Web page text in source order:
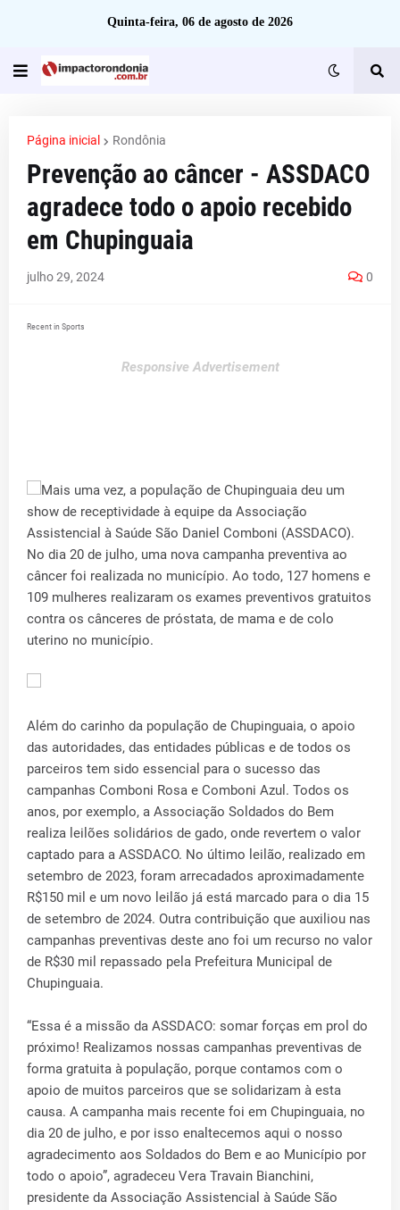
Quinta-feira, 06 de agosto de 2026
Página inicial Rondônia
Prevenção ao câncer - ​ASSDACO
agradece todo o apoio recebido
em Chupinguaia
julho 29, 2024 0
Recent in Sports
Responsive Advertisement
Mais uma vez, a população de Chupinguaia deu um
show de receptividade à equipe da Associação
Assistencial à Saúde São Daniel Comboni (ASSDACO).
No dia 20 de julho, uma nova campanha preventiva ao
câncer foi realizada no município. Ao todo, 127 homens e
109 mulheres realizaram os exames preventivos gratuitos
contra os cânceres de próstata, de mama e de colo
uterino no município.
Além do carinho da população de Chupinguaia, o apoio
das autoridades, das entidades públicas e de todos os
parceiros tem sido essencial para o sucesso das
campanhas Comboni Rosa e Comboni Azul. Todos os
anos, por exemplo, a Associação Soldados do Bem
realiza leilões solidários de gado, onde revertem o valor
captado para a ASSDACO. No último leilão, realizado em
setembro de 2023, foram arrecadados aproximadamente
R$150 mil e um novo leilão já está marcado para o dia 15
de setembro de 2024. Outra contribuição que auxiliou nas
campanhas preventivas deste ano foi um recurso no valor
de R$30 mil repassado pela Prefeitura Municipal de
Chupinguaia.
“Essa é a missão da ASSDACO: somar forças em prol do
próximo! Realizamos nossas campanhas preventivas de
forma gratuita à população, porque contamos com o
apoio de muitos parceiros que se solidarizam à esta
causa. A campanha mais recente foi em Chupinguaia, no
dia 20 de julho, e por isso enaltecemos aqui o nosso
agradecimento aos Soldados do Bem e ao Município por
todo o apoio”, agradeceu Vera Travain Bianchini,
presidente da Associação Assistencial à Saúde São